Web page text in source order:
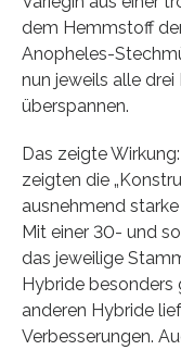
dem Hemmstoff
Anopheles-
nun jeweils alle
überspannen.
Das zeigte
zeigten die
ausnehmend
Mit einer 30- und
das jeweilige
Hybride
anderen Hybride
Verbesserungen.